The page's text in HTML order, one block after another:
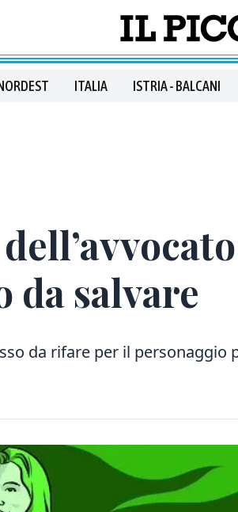
ITALIA ISTRIA - BALCANI
da salvare
da rifare per il personaggio